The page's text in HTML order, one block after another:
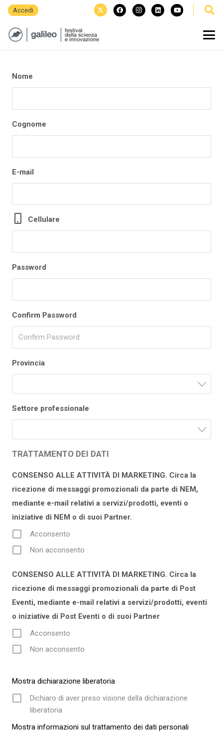
Accedi
Nome
Cognome
E-mail
Cellulare
Password
Confirm Password
Provincia
Settore professionale
TRATTAMENTO DEI DATI
CONSENSO ALLE ATTIVITÀ DI MARKETING. Circa la
ricezione di messaggi promozionali da parte di NEM,
mediante e-mail relativi a servizi/prodotti, eventi o
iniziative di NEM o di suoi Partner.
Acconsento
Non acconsento
CONSENSO ALLE ATTIVITÀ DI MARKETING. Circa la
ricezione di messaggi promozionali da parte di Post
Eventi, mediante e-mail relativi a servizi/prodotti, eventi
o iniziative di Post Eventi o di suoi Partner
Acconsento
Non acconsento
Mostra dichiarazione liberatoria
Dichiaro di aver preso visione della dichiarazione
liberatoria
Mostra informazioni sul trattamento dei dati personali